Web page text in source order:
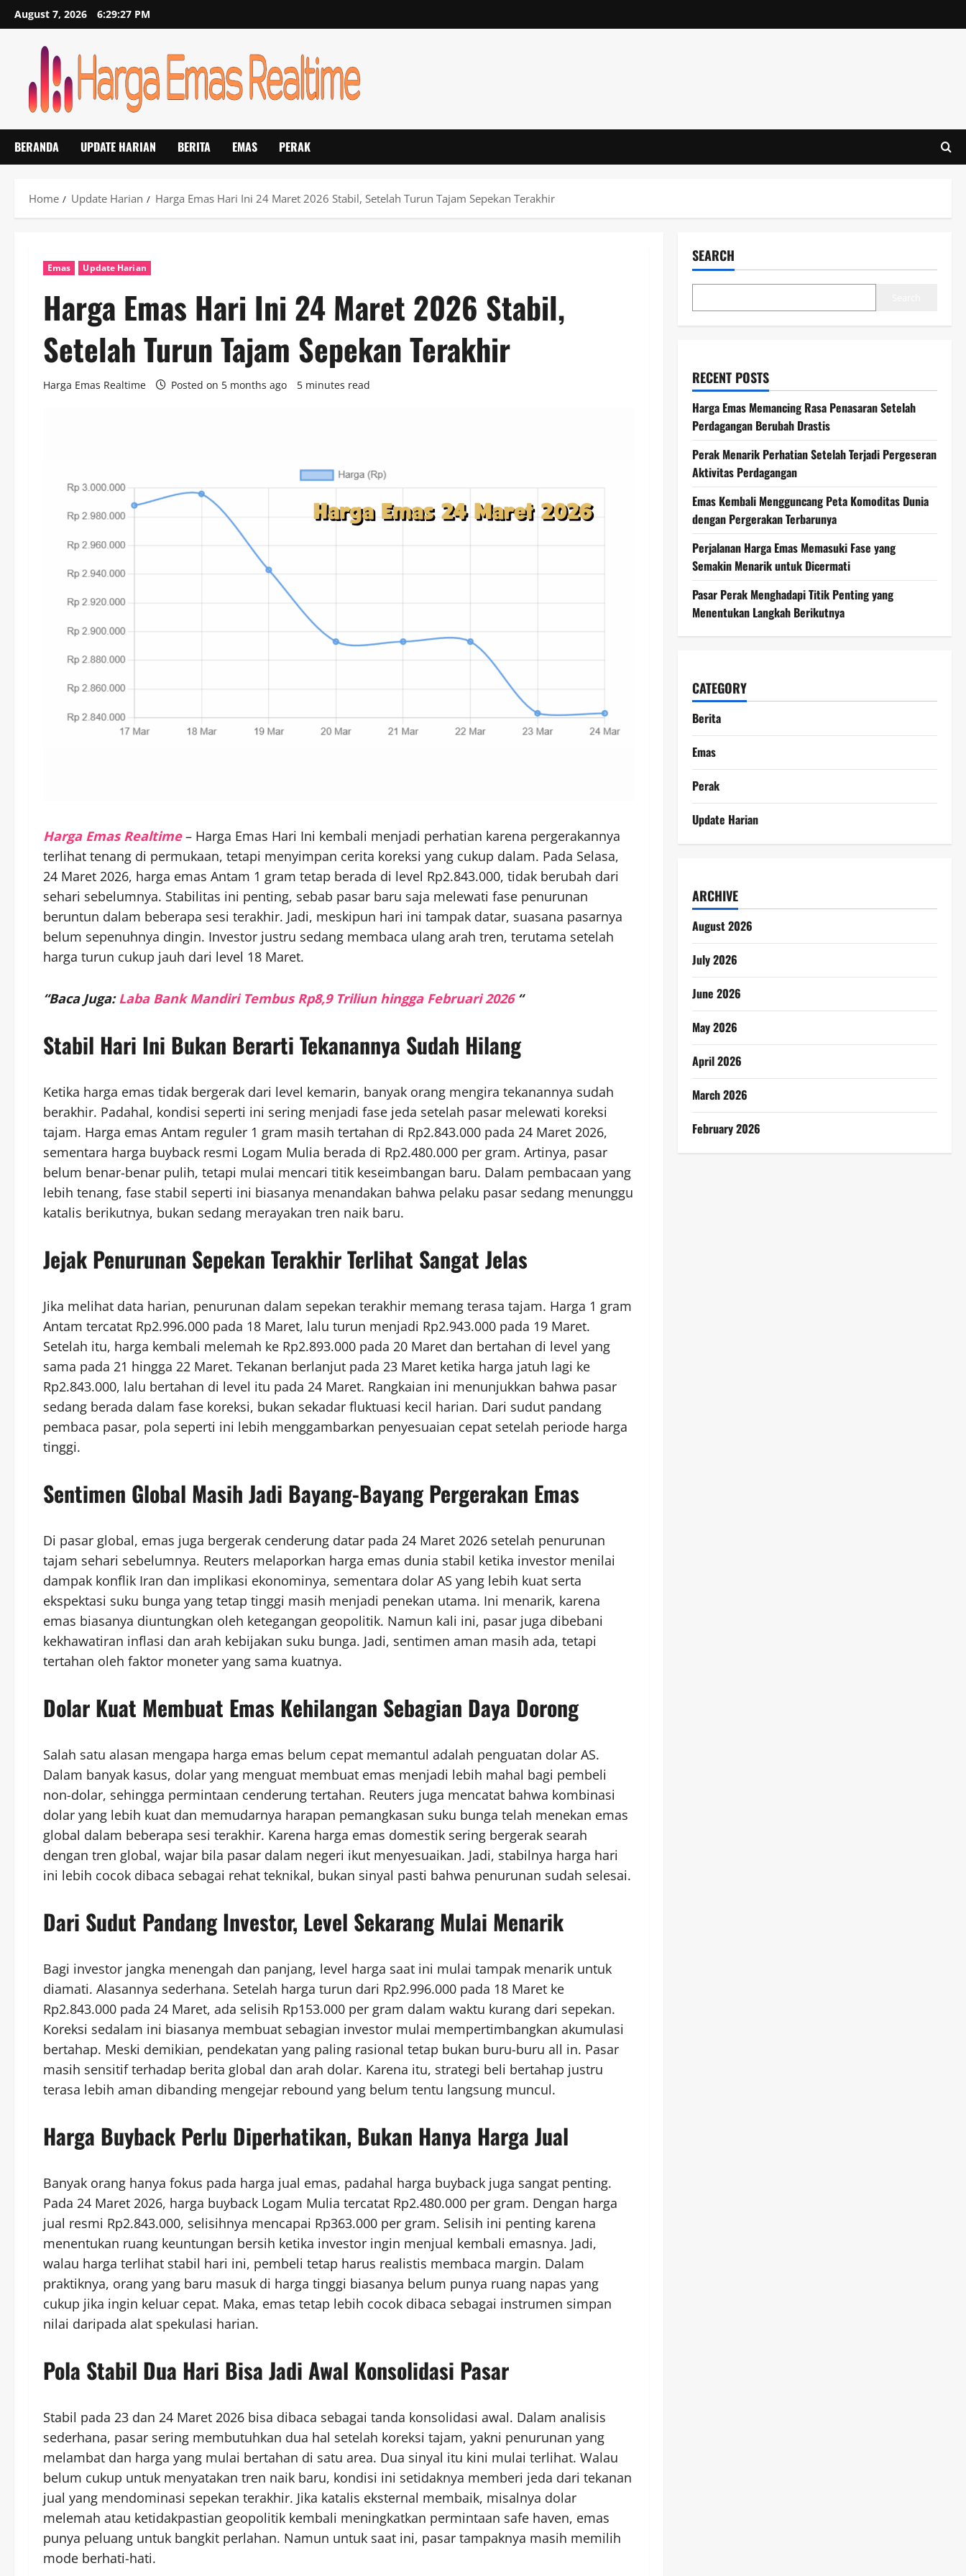
Skip
to
August 7, 2026 6:29:27 PM
BERANDA UPDATE HARIAN BERITA EMAS PERAK
Home Update Harian Harga Emas Hari Ini 24 Maret 2026 Stabil, Setelah Turun Tajam Sepekan Terakhir
Emas Update Harian
Harga Emas Hari Ini 24 Maret 2026 Stabil,
Setelah Turun Tajam Sepekan Terakhir
Harga Emas Realtime Posted on 5 months ago 5 minutes read
Harga Emas Realtime– Harga Emas Hari Ini kembali menjadi perhatian karena pergerakannya
terlihat tenang di permukaan, tetapi menyimpan cerita koreksi yang cukup dalam. Pada Selasa,
24 Maret 2026, harga emas Antam 1 gram tetap berada di level Rp2.843.000, tidak berubah dari
sehari sebelumnya. Stabilitas ini penting, sebab pasar baru saja melewati fase penurunan
beruntun dalam beberapa sesi terakhir. Jadi, meskipun hari ini tampak datar, suasana pasarnya
belum sepenuhnya dingin. Investor justru sedang membaca ulang arah tren, terutama setelah
harga turun cukup jauh dari level 18 Maret.
“Baca Juga:Laba Bank Mandiri Tembus Rp8,9 Triliun hingga Februari 2026 “
Stabil Hari Ini Bukan Berarti Tekanannya Sudah Hilang
Ketika harga emas tidak bergerak dari level kemarin, banyak orang mengira tekanannya sudah
berakhir. Padahal, kondisi seperti ini sering menjadi fase jeda setelah pasar melewati koreksi
tajam. Harga emas Antam reguler 1 gram masih tertahan di Rp2.843.000 pada 24 Maret 2026,
sementara harga buyback resmi Logam Mulia berada di Rp2.480.000 per gram. Artinya, pasar
belum benar-benar pulih, tetapi mulai mencari titik keseimbangan baru. Dalam pembacaan yang
lebih tenang, fase stabil seperti ini biasanya menandakan bahwa pelaku pasar sedang menunggu
katalis berikutnya, bukan sedang merayakan tren naik baru.
Jejak Penurunan Sepekan Terakhir Terlihat Sangat Jelas
Jika melihat data harian, penurunan dalam sepekan terakhir memang terasa tajam. Harga 1 gram
Antam tercatat Rp2.996.000 pada 18 Maret, lalu turun menjadi Rp2.943.000 pada 19 Maret.
Setelah itu, harga kembali melemah ke Rp2.893.000 pada 20 Maret dan bertahan di level yang
sama pada 21 hingga 22 Maret. Tekanan berlanjut pada 23 Maret ketika harga jatuh lagi ke
Rp2.843.000, lalu bertahan di level itu pada 24 Maret. Rangkaian ini menunjukkan bahwa pasar
sedang berada dalam fase koreksi, bukan sekadar fluktuasi kecil harian. Dari sudut pandang
pembaca pasar, pola seperti ini lebih menggambarkan penyesuaian cepat setelah periode harga
tinggi.
Sentimen Global Masih Jadi Bayang-Bayang Pergerakan Emas
Di pasar global, emas juga bergerak cenderung datar pada 24 Maret 2026 setelah penurunan
tajam sehari sebelumnya. Reuters melaporkan harga emas dunia stabil ketika investor menilai
dampak konflik Iran dan implikasi ekonominya, sementara dolar AS yang lebih kuat serta
ekspektasi suku bunga yang tetap tinggi masih menjadi penekan utama. Ini menarik, karena
emas biasanya diuntungkan oleh ketegangan geopolitik. Namun kali ini, pasar juga dibebani
kekhawatiran inflasi dan arah kebijakan suku bunga. Jadi, sentimen aman masih ada, tetapi
tertahan oleh faktor moneter yang sama kuatnya.
Dolar Kuat Membuat Emas Kehilangan Sebagian Daya Dorong
Salah satu alasan mengapa harga emas belum cepat memantul adalah penguatan dolar AS.
Dalam banyak kasus, dolar yang menguat membuat emas menjadi lebih mahal bagi pembeli
non-dolar, sehingga permintaan cenderung tertahan. Reuters juga mencatat bahwa kombinasi
dolar yang lebih kuat dan memudarnya harapan pemangkasan suku bunga telah menekan emas
global dalam beberapa sesi terakhir. Karena harga emas domestik sering bergerak searah
dengan tren global, wajar bila pasar dalam negeri ikut menyesuaikan. Jadi, stabilnya harga hari
ini lebih cocok dibaca sebagai rehat teknikal, bukan sinyal pasti bahwa penurunan sudah selesai.
Dari Sudut Pandang Investor, Level Sekarang Mulai Menarik
Bagi investor jangka menengah dan panjang, level harga saat ini mulai tampak menarik untuk
diamati. Alasannya sederhana. Setelah harga turun dari Rp2.996.000 pada 18 Maret ke
Rp2.843.000 pada 24 Maret, ada selisih Rp153.000 per gram dalam waktu kurang dari sepekan.
Koreksi sedalam ini biasanya membuat sebagian investor mulai mempertimbangkan akumulasi
bertahap. Meski demikian, pendekatan yang paling rasional tetap bukan buru-buru all in. Pasar
masih sensitif terhadap berita global dan arah dolar. Karena itu, strategi beli bertahap justru
terasa lebih aman dibanding mengejar rebound yang belum tentu langsung muncul.
Harga Buyback Perlu Diperhatikan, Bukan Hanya Harga Jual
Banyak orang hanya fokus pada harga jual emas, padahal harga buyback juga sangat penting.
Pada 24 Maret 2026, harga buyback Logam Mulia tercatat Rp2.480.000 per gram. Dengan harga
jual resmi Rp2.843.000, selisihnya mencapai Rp363.000 per gram. Selisih ini penting karena
menentukan ruang keuntungan bersih ketika investor ingin menjual kembali emasnya. Jadi,
walau harga terlihat stabil hari ini, pembeli tetap harus realistis membaca margin. Dalam
praktiknya, orang yang baru masuk di harga tinggi biasanya belum punya ruang napas yang
cukup jika ingin keluar cepat. Maka, emas tetap lebih cocok dibaca sebagai instrumen simpan
nilai daripada alat spekulasi harian.
Pola Stabil Dua Hari Bisa Jadi Awal Konsolidasi Pasar
Stabil pada 23 dan 24 Maret 2026 bisa dibaca sebagai tanda konsolidasi awal. Dalam analisis
sederhana, pasar sering membutuhkan dua hal setelah koreksi tajam, yakni penurunan yang
melambat dan harga yang mulai bertahan di satu area. Dua sinyal itu kini mulai terlihat. Walau
belum cukup untuk menyatakan tren naik baru, kondisi ini setidaknya memberi jeda dari tekanan
jual yang mendominasi sepekan terakhir. Jika katalis eksternal membaik, misalnya dolar
melemah atau ketidakpastian geopolitik kembali meningkatkan permintaan safe haven, emas
punya peluang untuk bangkit perlahan. Namun untuk saat ini, pasar tampaknya masih memilih
mode berhati-hati.
SEARCH
RECENT POSTS
Harga Emas Memancing Rasa Penasaran Setelah
Perdagangan Berubah Drastis
Perak Menarik Perhatian Setelah Terjadi Pergeseran
Aktivitas Perdagangan
Emas Kembali Mengguncang Peta Komoditas Dunia
dengan Pergerakan Terbarunya
Perjalanan Harga Emas Memasuki Fase yang
Semakin Menarik untuk Dicermati
Pasar Perak Menghadapi Titik Penting yang
Menentukan Langkah Berikutnya
CATEGORY
Berita
Emas
Perak
Update Harian
ARCHIVE
August 2026
July 2026
June 2026
May 2026
April 2026
March 2026
February 2026